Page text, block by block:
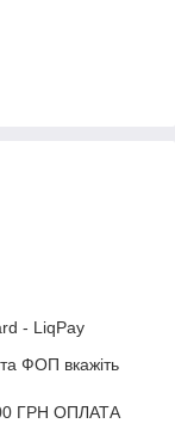
- LiqPay
ФОП вкажіть
ГРН ОПЛАТА